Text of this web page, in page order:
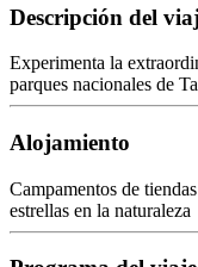
Descripción del
Experimenta la
parques nacionales de
Alojamiento
Campamentos de
estrellas en la naturaleza